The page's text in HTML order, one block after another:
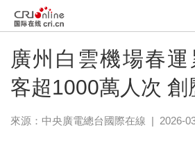
廣州白雲機場春
客超1000萬人次 創
來源：中央廣電總台國際在線 | 2026-